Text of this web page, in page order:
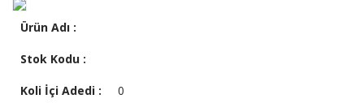
Ürün Adı :
Stok Kodu :
Koli İçi Adedi : 0